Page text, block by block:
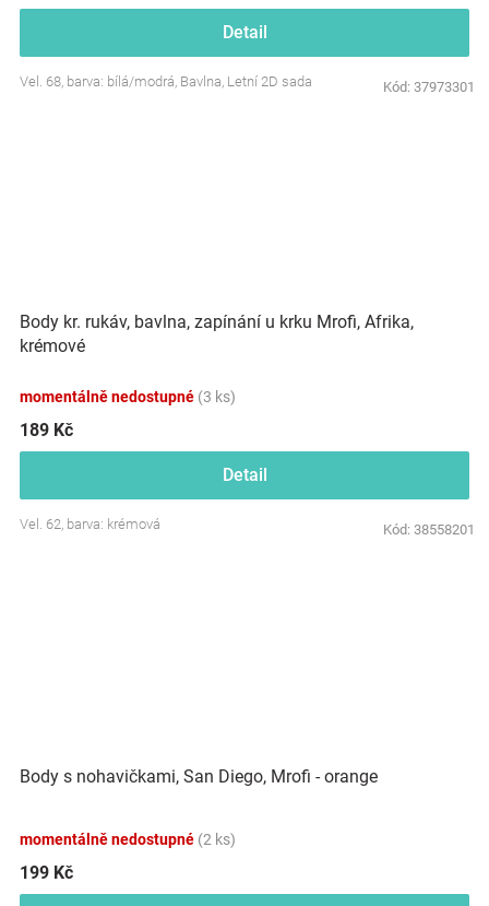
Detail
Vel. 68, barva: bílá/modrá, Bavlna, Letní 2D sada Kód: 37973301
Body kr. rukáv, bavlna, zapínání u krku Mrofi, Afrika,
krémové
momentálně nedostupné (3 ks)
189 Kč
Detail
Vel. 62, barva: krémová Kód: 38558201
Body s nohavičkami, San Diego, Mrofi - orange
momentálně nedostupné (2 ks)
199 Kč